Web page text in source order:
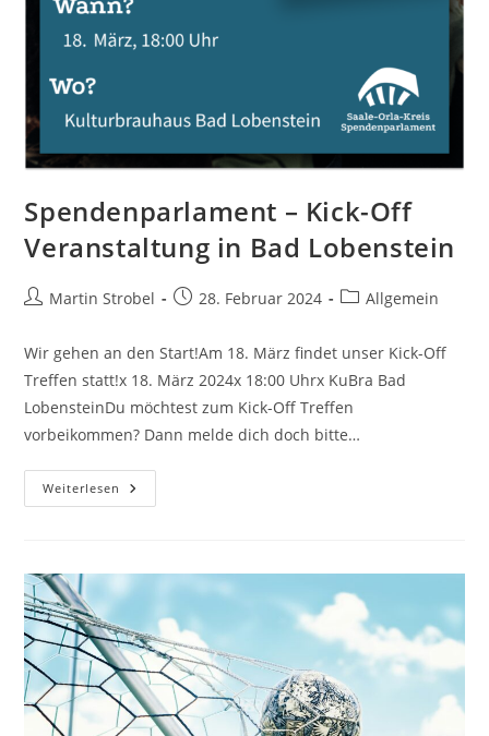
Spendenparlament – Kick-Off
Veranstaltung in Bad Lobenstein
Beitrags-
Martin Strobel
Beitrag28. Februar 2024
Beitrags-
Allgemein
Wir gehen an den Start!Am 18. März findet unser Kick-Off
Treffen statt!x 18. März 2024x 18:00 Uhrx KuBra Bad
LobensteinDu möchtest zum Kick-Off Treffen
vorbeikommen? Dann melde dich doch bitte…
Weiterlesen Spendenparlament
–
Bad
Lobenstein